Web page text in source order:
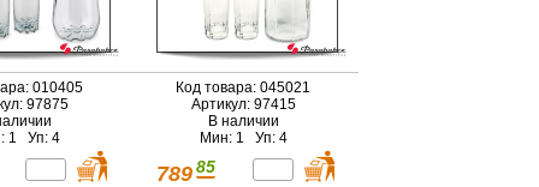
010405
97875
1 Уп: 4
Код товара: 045021
Артикул: 97415
В наличии
Мин: 1 Уп: 4
789 85